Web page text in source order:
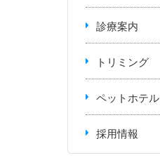
診療案内
トリミング
ペットホテル
採用情報